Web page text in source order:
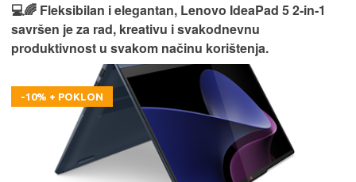
💻🌈 Fleksibilan i elegantan, Lenovo IdeaPad 5 2‑in‑1
savršen je za rad, kreativu i svakodnevnu
produktivnost u svakom načinu korištenja.
-10% + POKLON